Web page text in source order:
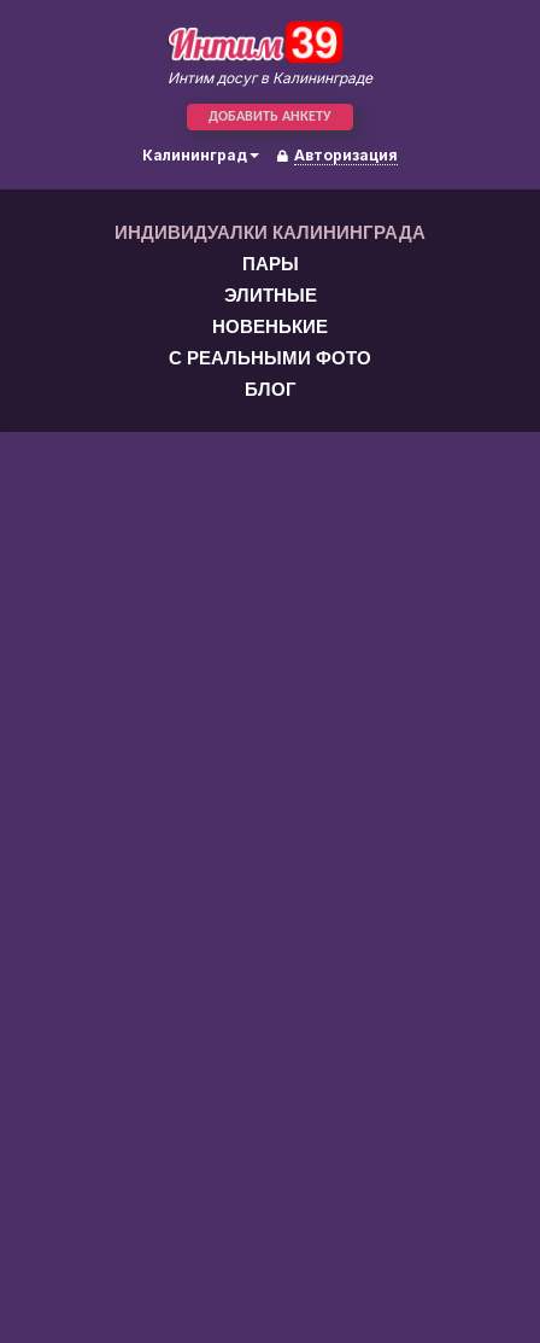
Интим досуг в Калининграде
ДОБАВИТЬ АНКЕТУ
Калининград Авторизация
ИНДИВИДУАЛКИ КАЛИНИНГРАДА
ПАРЫ
ЭЛИТНЫЕ
НОВЕНЬКИЕ
С РЕАЛЬНЫМИ ФОТО
БЛОГ